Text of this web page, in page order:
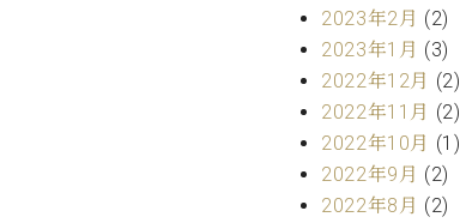
2023年2月 (2)
2023年1月 (3)
2022年12月 (2)
2022年11月 (2)
2022年10月 (1)
2022年9月 (2)
2022年8月 (2)